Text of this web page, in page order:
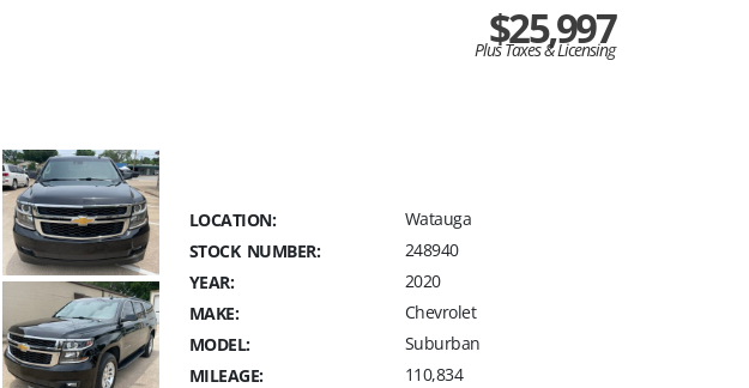
$25,997
Plus Taxes & Licensing
LOCATION:
Watauga
STOCK NUMBER:
248940
YEAR:
2020
MAKE:
Chevrolet
MODEL:
Suburban
MILEAGE:
110,834